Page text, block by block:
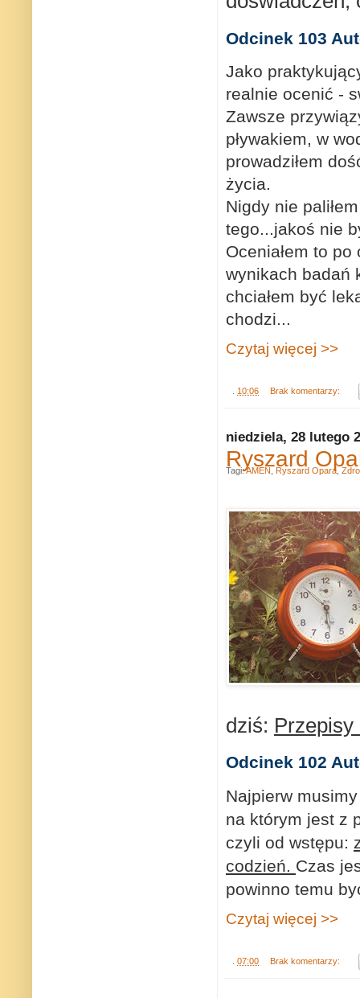
Odcinek 103
Jako
realnie ocenić -
Zawsze
pływakiem, w
prowadziłem
życia.
Nigdy nie
tego...jakoś nie
Oceniałem to
wynikach badań
chciałem być
chodzi...
Czytaj więcej >>
10:06 Brak komentarzy:
niedziela, 28 lutego
Ryszard
dziś: Przepisy
Odcinek 102
Najpierw
na którym jest z
czyli od wstępu:
codzień. Czas
powinno temu
Czytaj więcej >>
07:00 Brak komentarzy:
Tagi:AMEN Ryszard Opara